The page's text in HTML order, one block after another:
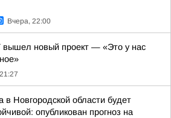
Вчера, 22:00
новый проект — «Это у нас
в Новгородской области будет
опубликован прогноз на